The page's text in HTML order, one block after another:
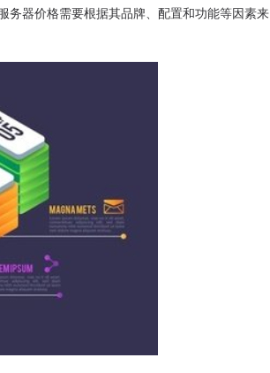
务器价格需要根据其品牌、配置和功能等因素来